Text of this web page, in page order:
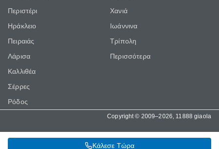
Κάλεσε Τώρα
Περιστέρι
Ηράκλειο
Πειραιάς
Λάρισα
Καλλιθέα
Σέρρες
Ρόδος
Χανιά
Ιωάννινα
Τρίπολη
Περισσότερα
Copyright © 2009–2026, 11888 giaola